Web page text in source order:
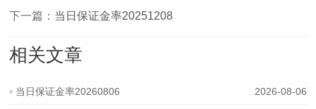
下一篇： 当日保证金率20251208
相关文章
当日保证金率20260806 2026-08-06